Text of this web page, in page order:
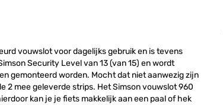
vouwslot voor dagelijks gebruik en is tevens
Security Level van 13 (van 15) en wordt
gemonteerd worden. Mocht dat niet aanwezig zijn
2 mee geleverde strips. Het Simson vouwslot 960
kan je je fiets makkelijk aan een paal of hek